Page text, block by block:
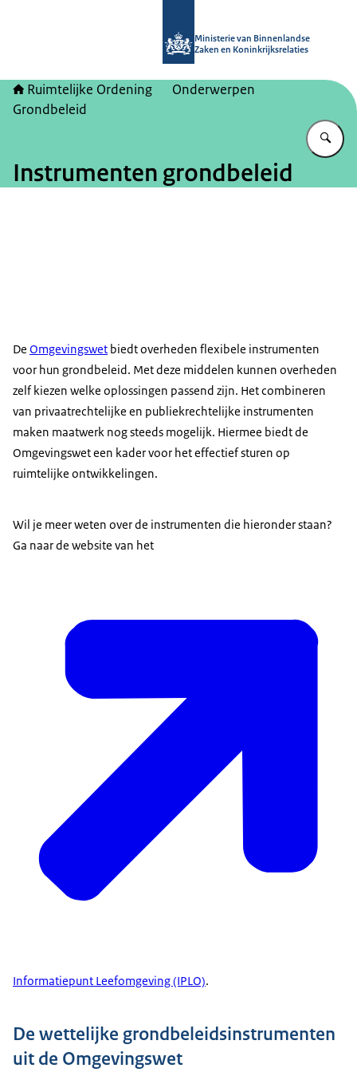
Ministerie van Binnenlandse
Zaken en Koninkrijksrelaties
Ruimtelijke Ordening
Onderwerpen
Grondbeleid
Instrumenten grondbeleid
De Omgevingswet biedt overheden flexibele instrumenten
voor hun grondbeleid. Met deze middelen kunnen overheden
zelf kiezen welke oplossingen passend zijn. Het combineren
van privaatrechtelijke en publiekrechtelijke instrumenten
maken maatwerk nog steeds mogelijk. Hiermee biedt de
Omgevingswet een kader voor het effectief sturen op
ruimtelijke ontwikkelingen.
Wil je meer weten over de instrumenten die hieronder staan?
Ga naar de website van het
Informatiepunt Leefomgeving (IPLO).
De wettelijke grondbeleidsinstrumenten
uit de Omgevingswet